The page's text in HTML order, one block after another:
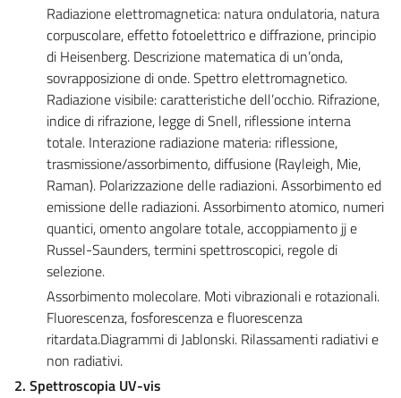
Radiazione elettromagnetica: natura ondulatoria, natura
corpuscolare, effetto fotoelettrico e diffrazione, principio
di Heisenberg. Descrizione matematica di un’onda,
sovrapposizione di onde. Spettro elettromagnetico.
Radiazione visibile: caratteristiche dell’occhio. Rifrazione,
indice di rifrazione, legge di Snell, riflessione interna
totale. Interazione radiazione materia: riflessione,
trasmissione/assorbimento, diffusione (Rayleigh, Mie,
Raman). Polarizzazione delle radiazioni. Assorbimento ed
emissione delle radiazioni. Assorbimento atomico, numeri
quantici, omento angolare totale, accoppiamento jj e
Russel-Saunders, termini spettroscopici, regole di
selezione.
Assorbimento molecolare. Moti vibrazionali e rotazionali.
Fluorescenza, fosforescenza e fluorescenza
ritardata.Diagrammi di Jablonski. Rilassamenti radiativi e
non radiativi.
2. Spettroscopia UV-vis